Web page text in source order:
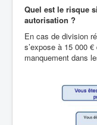
Quel est le risque
autorisation ?
En cas de division
s’expose à 15 000
manquement dans